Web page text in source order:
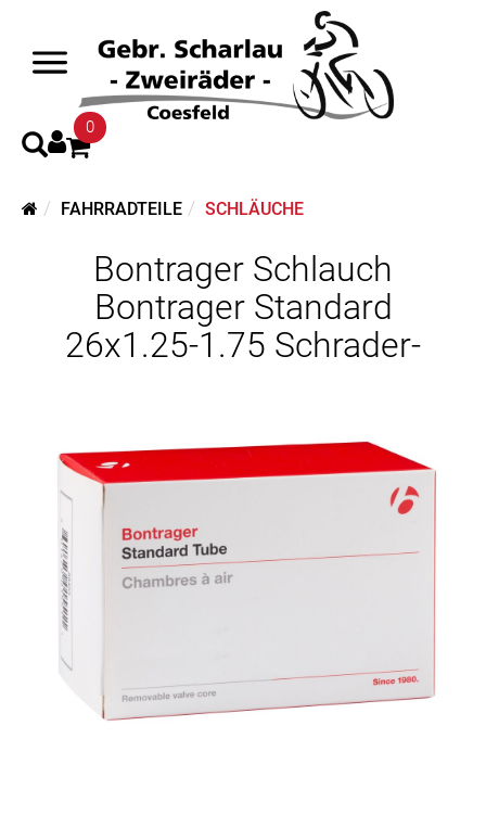
0
FAHRRADTEILE SCHLÄUCHE
Bontrager Schlauch
Bontrager Standard
26x1.25-1.75 Schrader-